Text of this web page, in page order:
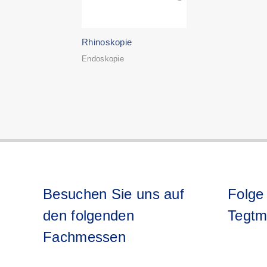
Rhinoskopie
Endoskopie
Besuchen Sie uns auf
den folgenden
Fachmessen